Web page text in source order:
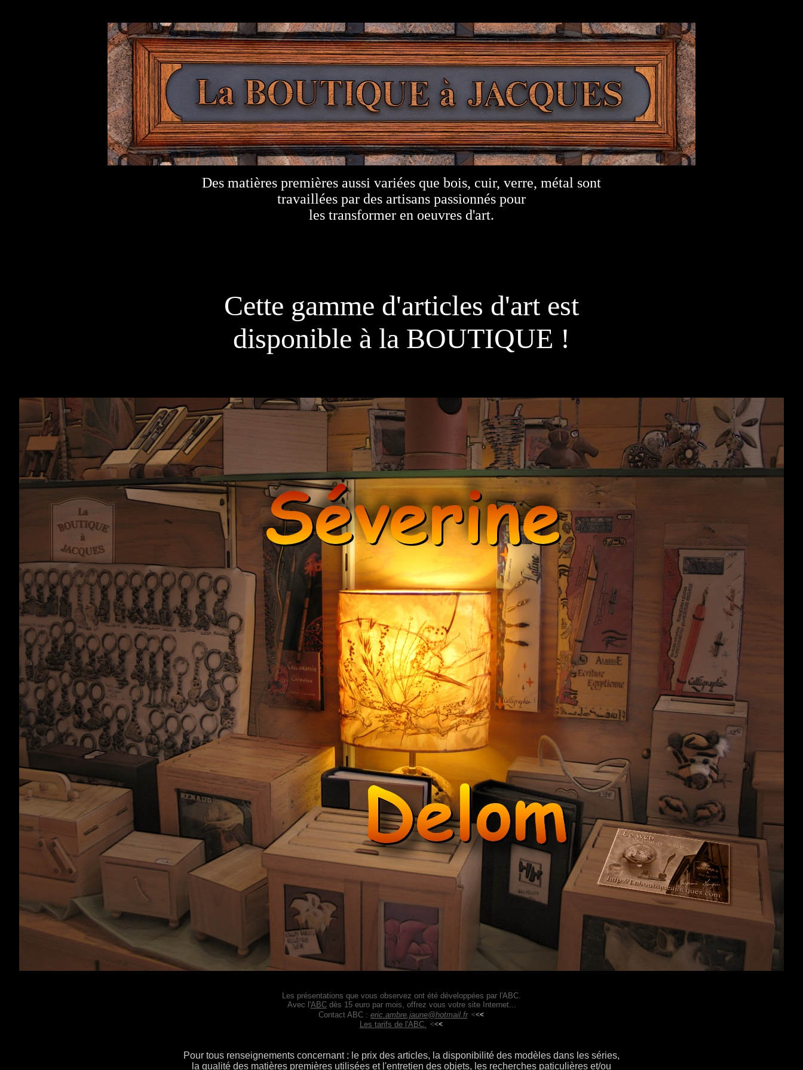
Des matières premières aussi variées que bois, cuir, verre, métal sont
travaillées par des artisans passionnés pour
les transformer en oeuvres d'art.
Cette gamme d'articles d'art est
disponible à la BOUTIQUE !
Les présentations que vous observez ont été développées par l'ABC.
Avec l'ABCdès 15 euro par mois, offrez vous votre site Internet...
Contact ABC : eric.ambre.jaune@hotmail.fr
Les tarifs de l'ABC.
Pour tous renseignements concernant : le prix des articles, la disponibilité des modèles dans les séries,
la qualité des matières premières utilisées et l'entretien des objets, les recherches paticulières et/ou